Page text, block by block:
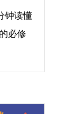
钟读懂
必修